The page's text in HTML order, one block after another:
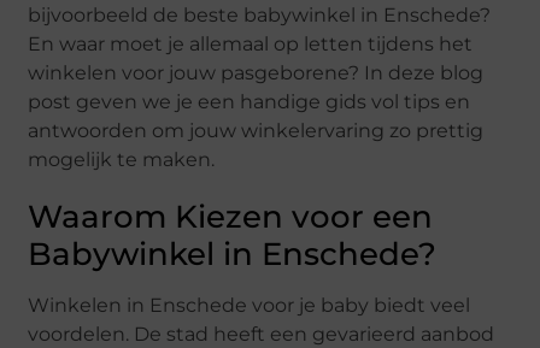
bijvoorbeeld de beste babywinkel in Enschede?
En waar moet je allemaal op letten tijdens het
winkelen voor jouw pasgeborene? In deze blog
post geven we je een handige gids vol tips en
antwoorden om jouw winkelervaring zo prettig
mogelijk te maken.
Waarom Kiezen voor een
Babywinkel in Enschede?
Winkelen in Enschede voor je baby biedt veel
voordelen. De stad heeft een gevarieerd aanbod